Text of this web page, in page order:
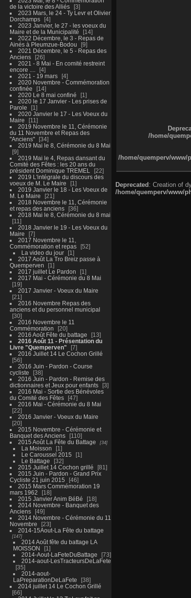
de la victoire des Alliés
3
2023 Mars, le 24 - Ty Levr et Olivier
Dorchamps
4
2023 Janvier, le 27 - les voeux du
Maire et de la Municipalité
14
2022 Décembre, le 3 - Repas de
Ainés à Pleumzue-Bodou
9
2021 Décembre, le 5 - Repas des
Anciens
26
2021 - 8 Mai - En comité restreint
encore ....
4
2021 - 19 mars
4
2020 Novembre - Commémoration
confinée
14
2020 Le 8 mai confiné
1
2020 le 17 Janvier - Les prises de
Parole
1
2020 Janvier le 17 - Les Voeux du
Maire
11
2019 Novembre le 11, Cérémonie
du 11 Novembre et Repas des
"Anciens"
34
2019 Mai le 8, Cérémonie du 8 Mai
9
2019 Mai le 4, Repas dansant du
Comité des Fêtes : les 20 ans du
président Dominique TREMEL
22
2019 L'intégrale du discours des
voeux de M. Le Maire
1
2019 Janvier le 18 - Les Voeux de
M. Le Maire
21
2018 Novembre le 11, Cérémonie
et repas des anciens
36
2018 Mai le 8, Cérémonie du 8 mai
11
2018 Janvier le 19 - Les Voeux du
Maire
7
2017 Novembre le 11,
Commémoration et repas
52
La video du jour
1
2017 Août La Tro Breiz passe à
Quemperven
1
2017 juillet Le Pardon
1
2017 Mai - Cérémonie du 8 Mai
19
2017 Janvier - Voeux du Maire
21
2016 Novembre Repas des
anciens et du personnel municipal
30
2016 Novembre le 11
Commémoration
20
2016 Août Fête du battage
13
2016 Août 11 - Présentation du
Livre "Quemperven"
7
2016 Juillet 14 Le Cochon Grillé
56
2016 Juin - Pardon - Course
cycliste
38
2016 Juin - Pardon - Remise des
dictionnaires et Jeux pour enfants
3
2016 Mai - Sortie des Bénévoles
du Comité des Fêtes
47
2016 Mai - Cérémonie du 8 Mai
22
2016 Janvier - Voeux du Maire
20
2015 Novembre - Cérémonie et
Banquet des Anciens
110
2015 Août La Fête du Battage
34
La Moisson
1
Le Caroussel 2015
1
Le Battage
32
2015 Juillet 14 Cochon grillé
81
2015 Juin - Pardon - Grand Prix
Cycliste 21 juin 2015
46
2015 Mars Commémoration 19
mars 1962
18
2015 Janvier Anim BéBé
18
2014 Novembre - Banquet des
Anciens
49
2014 Novembre - Cérémonie du 11
Novembre
23
2014-15Aout-La Fête du battage
147
2014 Août fête du battage LA
MOISSON
1
2014-Aout-LaFeteDuBattage
73
2014-aout-LesTracteursDeLaFete
35
2014-aout-
LaPreparationDeLaFete
38
2014 juillet 14 Le Cochon Grillé
66
/home/
/home/quemperv/www/
Deprecated: Creation of
/home/quemperv/www/